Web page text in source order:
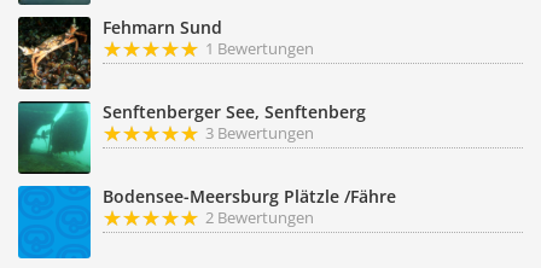
Fehmarn Sund
1 Bewertungen
Senftenberger See, Senftenberg
3 Bewertungen
Bodensee-Meersburg Plätzle /Fähre
2 Bewertungen